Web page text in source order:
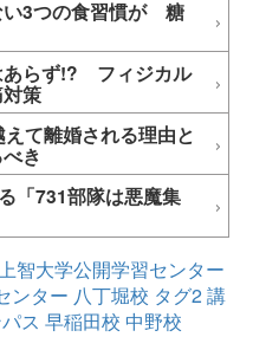
い3つの食習慣が 糖
あらず!? フィジカル
策
て離婚される理由と
き
「731部隊は悪魔集
智大学公開学習センター
ンター 八丁堀校 タグ2講
ス 早稲田校 中野校